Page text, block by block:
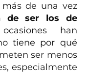
de una vez
de ser los de
han
tiene por qué
ser menos
especialmente